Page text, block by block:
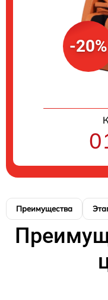
-20%
Преимущества